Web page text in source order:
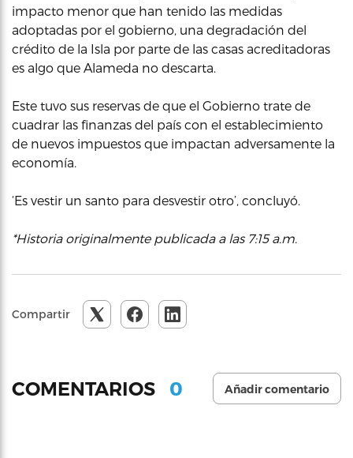
impacto menor que han tenido las medidas
adoptadas por el gobierno, una degradación del
crédito de la Isla por parte de las casas acreditadoras
es algo que Alameda no descarta.
Este tuvo sus reservas de que el Gobierno trate de
cuadrar las finanzas del país con el establecimiento
de nuevos impuestos que impactan adversamente la
economía.
‘Es vestir un santo para desvestir otro’, concluyó.
*Historia originalmente publicada a las 7:15 a.m.
Compartir
COMENTARIOS 0 Añadir comentario